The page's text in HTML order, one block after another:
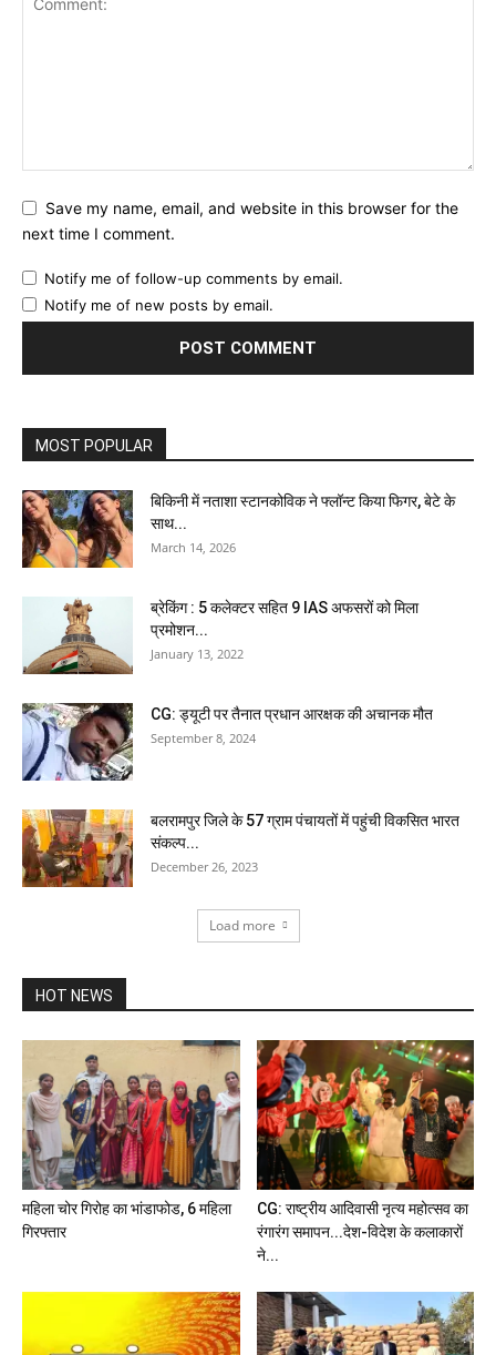
Save my name, email, and website in this browser for the
next time I comment.
Notify me of follow-up comments by email.
Notify me of new posts by email.
MOST POPULAR
बिकिनी में नताशा स्टानकोविक ने फ्लॉन्ट किया फिगर, बेटे के
साथ...
March 14, 2026
ब्रेकिंग : 5 कलेक्टर सहित 9 IAS अफसरों को मिला
प्रमोशन...
January 13, 2022
CG: ड्यूटी पर तैनात प्रधान आरक्षक की अचानक मौत
September 8, 2024
बलरामपुर जिले के 57 ग्राम पंचायतों में पहुंची विकसित भारत
संकल्प...
December 26, 2023
Load more
HOT NEWS
महिला चोर गिरोह का भांडाफोड, 6 महिला
गिरफ्तार
CG: राष्ट्रीय आदिवासी नृत्य महोत्सव का
रंगारंग समापन...देश-विदेश के कलाकारों
ने...